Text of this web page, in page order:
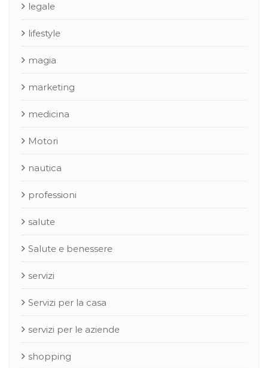
legale
lifestyle
magia
marketing
medicina
Motori
nautica
professioni
salute
Salute e benessere
servizi
Servizi per la casa
servizi per le aziende
shopping